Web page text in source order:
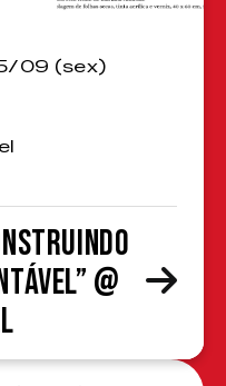
09 (sex)
@